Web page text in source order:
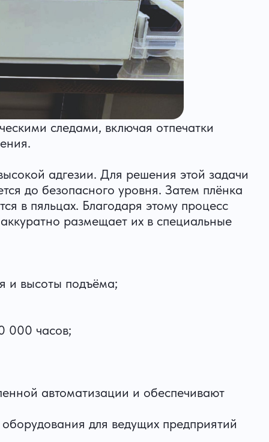
следами, включая отпечатки
адгезии. Для решения этой задачи
до безопасного уровня. Затем плёнка
в пяльцах. Благодаря этому процесс
размещает их в специальные
и высоты подъёма;
000 часов;
автоматизации и обеспечивают
для ведущих предприятий